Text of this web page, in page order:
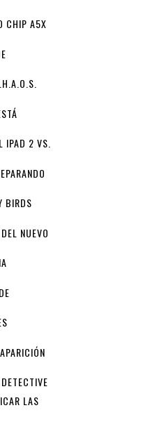
CHIP A5X
IPAD 2 VS.
BIRDS
NUEVO
LAS